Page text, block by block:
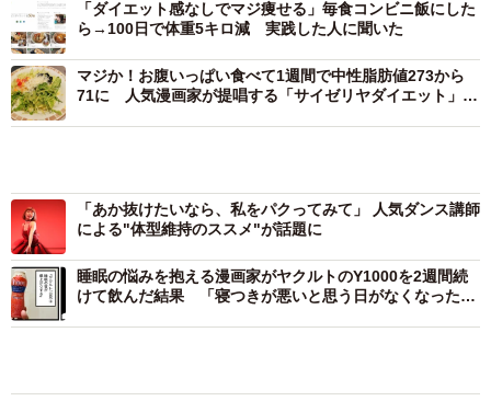
「ダイエット感なしでマジ痩せる」毎食コンビニ飯にした
ら→100日で体重5キロ減 実践した人に聞いた
マジか！お腹いっぱい食べて1週間で中性脂肪値273から
71に 人気漫画家が提唱する「サイゼリヤダイエット」が
睡眠の悩みを抱える漫画家がヤクルトのY1000を2週間続
けて飲んだ結果 「寝つきが悪いと思う日がなくなった」
「寝起きの身体も軽い」